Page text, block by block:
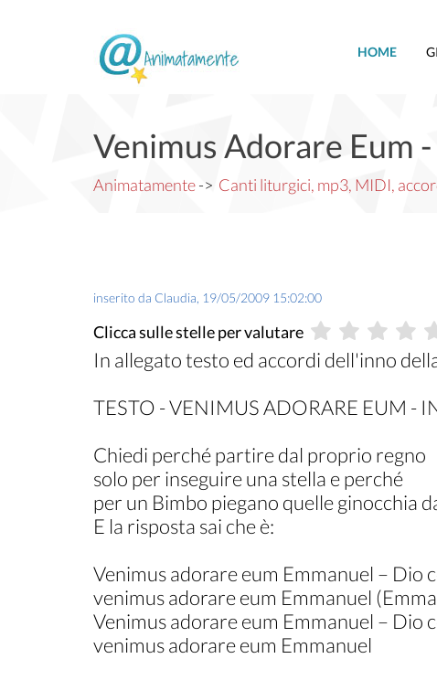
HOME
Venimus Adorare Eum
Animatamente-> Canti liturgici, mp3, MIDI,
inserito da Claudia 19/05/2009 15:02:00
Clicca sulle stelle per valutare
In allegato testo ed accordi dell'inno
TESTO - VENIMUS ADORARE EUM -
Chiedi perché partire dal proprio regno
solo per inseguire una stella e perché
per un Bimbo piegano quelle ginocchia
E la risposta sai che è:
Venimus adorare eum Emmanuel – Dio
venimus adorare eum Emmanuel
Venimus adorare eum Emmanuel – Dio
venimus adorare eum Emmanuel